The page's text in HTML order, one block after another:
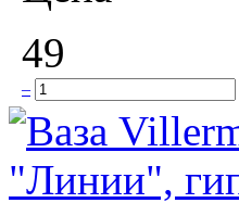
49
–